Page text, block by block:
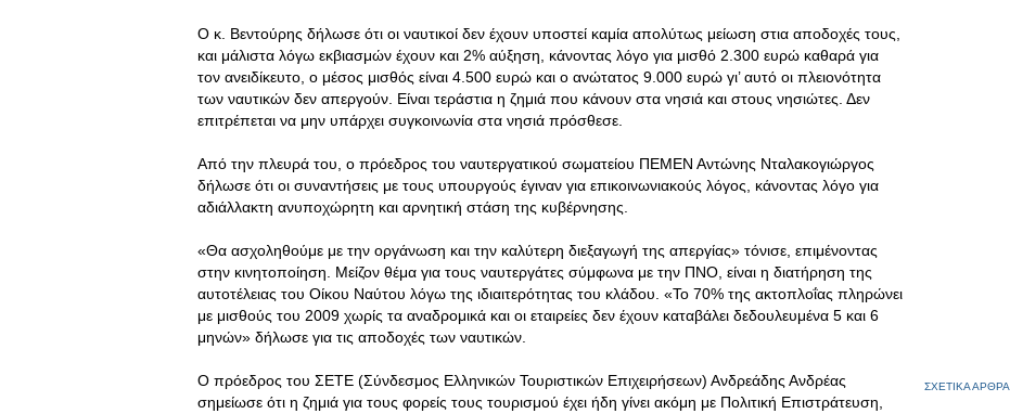
Ο κ. Βεντούρης δήλωσε ότι οι ναυτικοί δεν έχουν υποστεί καμία απολύτως μείωση στια αποδοχές τους,
και μάλιστα λόγω εκβιασμών έχουν και 2% αύξηση, κάνοντας λόγο για μισθό 2.300 ευρώ καθαρά για
τον ανειδίκευτο, ο μέσος μισθός είναι 4.500 ευρώ και ο ανώτατος 9.000 ευρώ γι’ αυτό οι πλειονότητα
των ναυτικών δεν απεργούν. Είναι τεράστια η ζημιά που κάνουν στα νησιά και στους νησιώτες. Δεν
επιτρέπεται να μην υπάρχει συγκοινωνία στα νησιά πρόσθεσε.
Από την πλευρά του, ο πρόεδρος του ναυτεργατικού σωματείου ΠΕΜΕΝ Αντώνης Νταλακογιώργος
δήλωσε ότι οι συναντήσεις με τους υπουργούς έγιναν για επικοινωνιακούς λόγος, κάνοντας λόγο για
αδιάλλακτη ανυποχώρητη και αρνητική στάση της κυβέρνησης.
«Θα ασχοληθούμε με την οργάνωση και την καλύτερη διεξαγωγή της απεργίας» τόνισε, επιμένοντας
στην κινητοποίηση. Μείζον θέμα για τους ναυτεργάτες σύμφωνα με την ΠΝΟ, είναι η διατήρηση της
αυτοτέλειας του Οίκου Ναύτου λόγω της ιδιαιτερότητας του κλάδου. «Το 70% της ακτοπλοΐας πληρώνει
με μισθούς του 2009 χωρίς τα αναδρομικά και οι εταιρείες δεν έχουν καταβάλει δεδουλευμένα 5 και 6
μηνών» δήλωσε για τις αποδοχές των ναυτικών.
Ο πρόεδρος του ΣΕΤΕ (Σύνδεσμος Ελληνικών Τουριστικών Επιχειρήσεων) Ανδρεάδης Ανδρέας
σημείωσε ότι η ζημιά για τους φορείς τους τουρισμού έχει ήδη γίνει ακόμη με Πολιτική Επιστράτευση,
ΣΧΕΤΙΚΑ ΑΡΘΡΑ